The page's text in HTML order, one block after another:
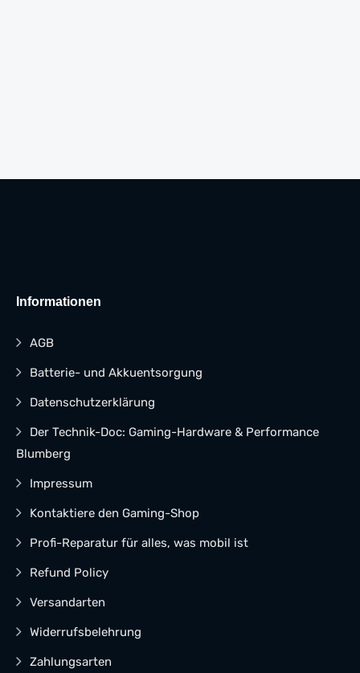
Informationen
AGB
Batterie- und Akkuentsorgung
Datenschutzerklärung
Der Technik-Doc: Gaming-Hardware & Performance
Blumberg
Impressum
Kontaktiere den Gaming-Shop
Profi-Reparatur für alles, was mobil ist
Refund Policy
Versandarten
Widerrufsbelehrung
Zahlungsarten